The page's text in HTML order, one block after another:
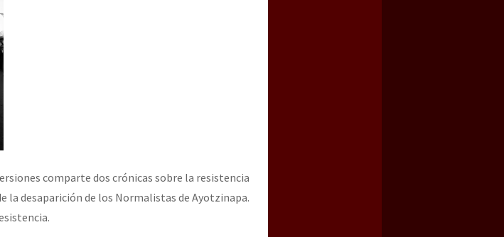
comparte dos crónicas sobre la resistencia
la desaparición de los Normalistas de Ayotzinapa.